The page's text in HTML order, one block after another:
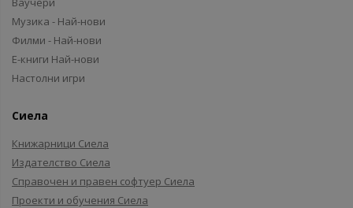
Музика - Най-нови
Филми - Най-нови
Е-книги Най-нови
Настолни игри
Сиела
Книжарници Сиела
Издателство Сиела
Справочен и правен софтуер Сиела
Проекти и обучения Сиела